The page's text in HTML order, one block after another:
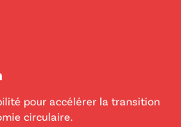
pour accélérer la transition
circulaire.